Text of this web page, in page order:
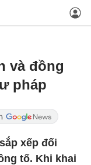
và đồng
pháp
xếp đối
tố. Khi khai